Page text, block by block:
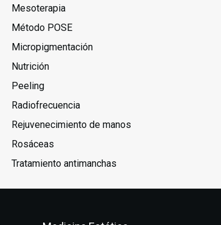
Mesoterapia
Método POSE
Micropigmentación
Nutrición
Peeling
Radiofrecuencia
Rejuvenecimiento de manos
Rosáceas
Tratamiento antimanchas